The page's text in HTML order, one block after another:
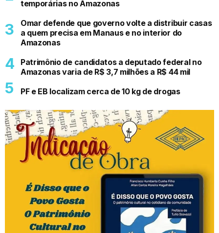
temporárias no Amazonas
Omar defende que governo volte a distribuir casas
a quem precisa em Manaus e no interior do
Amazonas
Patrimônio de candidatos a deputado federal no
Amazonas varia de R$ 3,7 milhões a R$ 44 mil
PF e EB localizam cerca de 10 kg de drogas